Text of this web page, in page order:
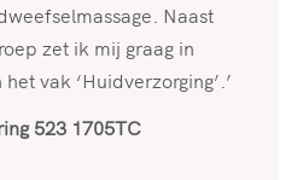
Naast
zet ik mij graag in
vak ‘Huidverzorging’.’
523 1705TC